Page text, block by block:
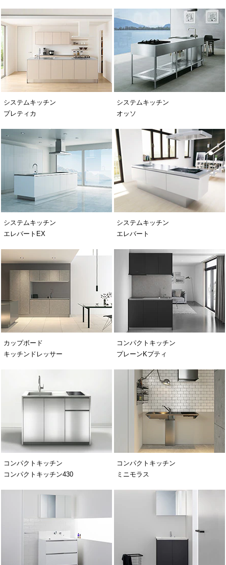
システムキッチン
プレティカ
システムキッチン
オッソ
システムキッチン
エレバートEX
システムキッチン
エレバート
カップボード
キッチンドレッサー
コンパクトキッチン
プレーンKプティ
コンパクトキッチン
コンパクトキッチン430
コンパクトキッチン
ミニモラス